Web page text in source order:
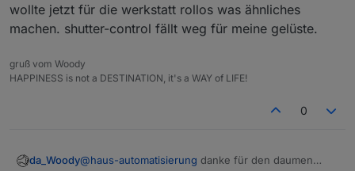
Ist bei mir identisch. Sobald man den Object
ein Fenster öffnet um das entsprechende Objekt
Das scheint mir definitiv ein Bug zu sein.
wollte jetzt für die werkstatt rollos was ähnliches
machen. shutter-control fällt weg für meine gelüste.
gruß vom Woody
HAPPINESS is not a DESTINATION, it's a WAY of LIFE!
0
da_Woody@haus-automatisierung danke für den daumen